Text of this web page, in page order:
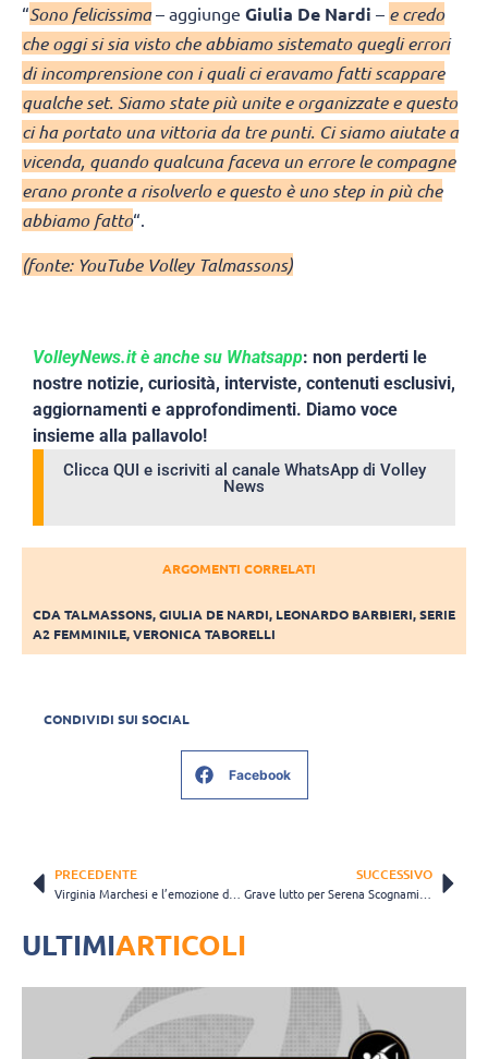
“Sono felicissima– aggiunge Giulia De Nardi – e credo
che oggi si sia visto che abbiamo sistemato quegli errori
di incomprensione con i quali ci eravamo fatti scappare
qualche set. Siamo state più unite e organizzate e questo
ci ha portato una vittoria da tre punti. Ci siamo aiutate a
vicenda, quando qualcuna faceva un errore le compagne
erano pronte a risolverlo e questo è uno step in più che
abbiamo fatto“.
(fonte: YouTube Volley Talmassons)
VolleyNews.it è anche su Whatsapp: non perderti le
nostre notizie, curiosità, interviste, contenuti esclusivi,
aggiornamenti e approfondimenti. Diamo voce
insieme alla pallavolo!
Clicca QUI e iscriviti al canale WhatsApp di Volley
News
ARGOMENTI CORRELATI
CDA TALMASSONS,GIULIA DE NARDI, LEONARDO BARBIERI,SERIE
A2 FEMMINILE,VERONICA TABORELLI
CONDIVIDI SUI SOCIAL
Facebook
PRECEDENTE
Virginia Marchesi e l’emozione dell’esordio in Serie A: “Una grande soddisfazione”
SUCCESSIVO
Grave lutto per Serena Scognamillo. Le condoglianze di Brescia
ULTIMIARTICOLI